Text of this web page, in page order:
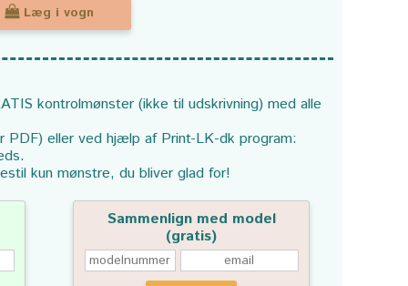
Læg i vogn
kontrolmønster (ikke til udskrivning) med alle
eller ved hjælp af Print-LK-dk program:
kun mønstre, du bliver glad for!
Sammenlign med model
(gratis)